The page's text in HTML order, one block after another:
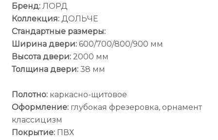
Бренд: ЛОРД
Коллекция: ДОЛЬЧЕ
Стандартные размеры:
Ширина двери: 600/700/800/900 мм
Высота двери: 2000 мм
Толщина двери: 38 мм
Полотно: каркасно-щитовое
Оформление: глубокая фрезеровка, орнамент
классицизм
Покрытие: ПВХ